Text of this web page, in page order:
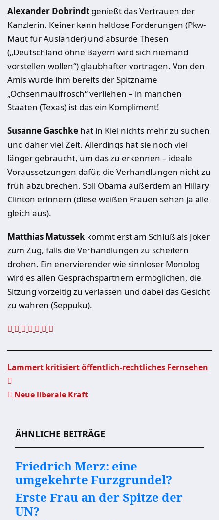
Alexander Dobrindt genießt das Vertrauen der
Kanzlerin. Keiner kann haltlose Forderungen (Pkw-
Maut für Ausländer) und absurde Thesen
(„Deutschland ohne Bayern wird sich niemand
vorstellen wollen“) glaubhafter vortragen. Von den
Amis wurde ihm bereits der Spitzname
„Ochsenmaulfrosch“ verliehen – in manchen
Staaten (Texas) ist das ein Kompliment!
Susanne Gaschke hat in Kiel nichts mehr zu suchen
und daher viel Zeit. Allerdings hat sie noch viel
länger gebraucht, um das zu erkennen – ideale
Voraussetzungen dafür, die Verhandlungen nicht zu
früh abzubrechen. Soll Obama außerdem an Hillary
Clinton erinnern (diese weißen Frauen sehen ja alle
gleich aus).
Matthias Matussek kommt erst am Schluß als Joker
zum Zug, falls die Verhandlungen zu scheitern
drohen. Ein enervierender wie sinnloser Monolog
wird es allen Gesprächspartnern ermöglichen, die
Sitzung vorzeitig zu verlassen und dabei das Gesicht
zu wahren (Seppuku).
Beitragsnavigation
Lammert kritisiert öffentlich-rechtliches Fernsehen
Neue liberale Kraft
ÄHNLICHE BEITRÄGE
Friedrich Merz: eine
umgekehrte Furzgrundel?
Erste Frau an der Spitze der
UN?